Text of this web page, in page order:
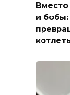
Вместо
и